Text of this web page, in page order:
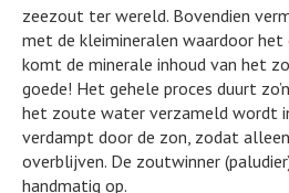
zeezout ter wereld. Bovendien
met de kleimineralen waardoor
komt de minerale inhoud van het
goede! Het gehele proces duurt
het zoute water verzameld wordt
verdampt door de zon, zodat
overblijven. De zoutwinner
handmatig op.